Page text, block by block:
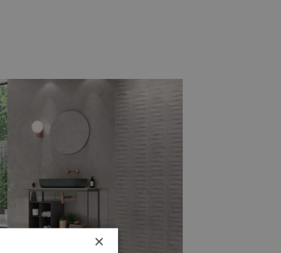
met het gemak van
houtlook badkamertegels
een natuurlijke en sfeervolle
×